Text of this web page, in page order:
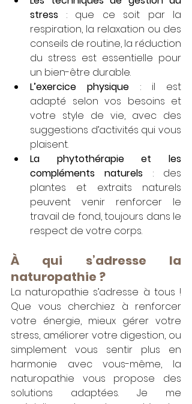
stress : que ce soit par la
respiration, la relaxation ou des
conseils de routine, la réduction
du stress est essentielle pour
un bien-être durable.
L’exercice physique : il est
adapté selon vos besoins et
votre style de vie, avec des
suggestions d’activités qui vous
plaisent.
La phytothérapie et les
compléments naturels : des
plantes et extraits naturels
peuvent venir renforcer le
travail de fond, toujours dans le
respect de votre corps.
À qui s’adresse la
naturopathie ?
La naturopathie s’adresse à tous !
Que vous cherchiez à renforcer
votre énergie, mieux gérer votre
stress, améliorer votre digestion, ou
simplement vous sentir plus en
harmonie avec vous-même, la
naturopathie vous propose des
solutions adaptées. Je me